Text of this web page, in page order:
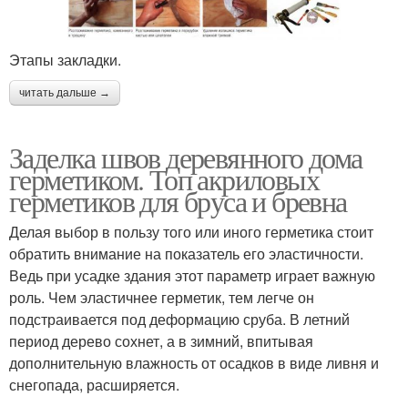
Этапы закладки.
читать дальше →
Заделка швов деревянного дома
герметиком. Топ акриловых
герметиков для бруса и бревна
Делая выбор в пользу того или иного герметика стоит
обратить внимание на показатель его эластичности.
Ведь при усадке здания этот параметр играет важную
роль. Чем эластичнее герметик, тем легче он
подстраивается под деформацию сруба. В летний
период дерево сохнет, а в зимний, впитывая
дополнительную влажность от осадков в виде ливня и
снегопада, расширяется.